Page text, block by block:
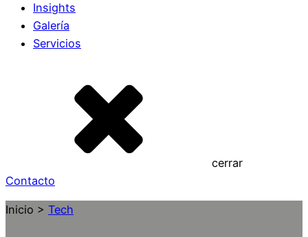
Insights
Galería
Servicios
cerrar
Contacto
Inicio > Tech